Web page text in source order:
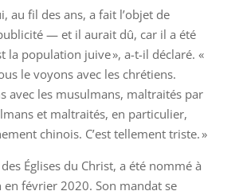
au fil des ans, a fait l’objet de
— et il aurait dû, car il a été
la population juive », a-t-il déclaré. «
le voyons avec les chrétiens.
avec les musulmans, maltraités par
et maltraités, en particulier,
chinois. C’est tellement triste. »
Églises du Christ, a été nommé à
février 2020. Son mandat se